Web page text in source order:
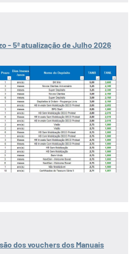
- 5ª atualização de Julho 2026
dos vouchers dos Manuais